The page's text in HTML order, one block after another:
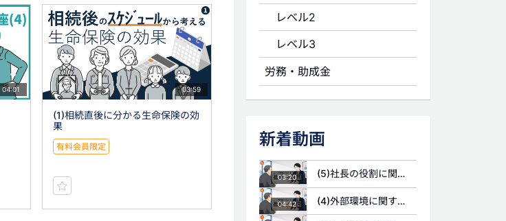
04:01 03:59
(1)相続直後に分かる生命保険の効
果
有料会員限定
レベル2
レベル3
労務・助成金
新着動画
03:20 (5)社長の役割に関する質問
04:42 (4)外部環境に関する質問